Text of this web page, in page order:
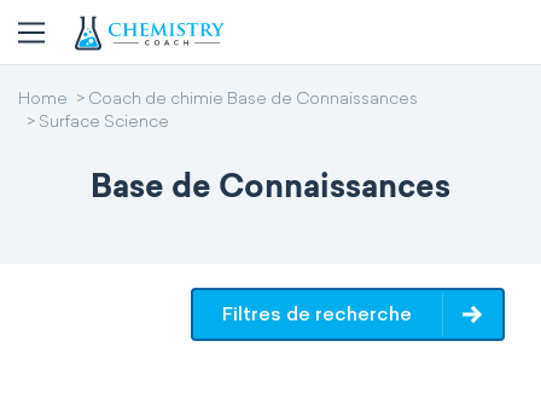
Home
Coach de chimie Base de Connaissances
Surface Science
Base de Connaissances
Filtres de recherche